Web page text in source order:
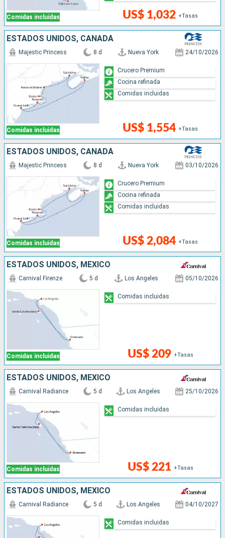
Comidas incluidas US$ 1,032 +Tasas
ESTADOS UNIDOS, CANADÁ
Comidas incluidas
Majestic Princess 8 d Nueva York 24/10/2026
US$ 1,554 +Tasas
Crucero Premium
Cocina refinada
Comidas incluidas
ESTADOS UNIDOS, CANADÁ
Comidas incluidas
Majestic Princess 8 d Nueva York 03/10/2026
US$ 2,084 +Tasas
Crucero Premium
Cocina refinada
Comidas incluidas
ESTADOS UNIDOS, MÉXICO
Comidas incluidas
Carnival Firenze 5 d Los Angeles 05/10/2026
US$ 209 +Tasas
Comidas incluidas
ESTADOS UNIDOS, MÉXICO
Comidas incluidas
Carnival Radiance 5 d Los Angeles 25/10/2026
US$ 221 +Tasas
Comidas incluidas
ESTADOS UNIDOS, MÉXICO
Carnival Radiance 5 d Los Angeles 04/10/2027
Comidas incluidas